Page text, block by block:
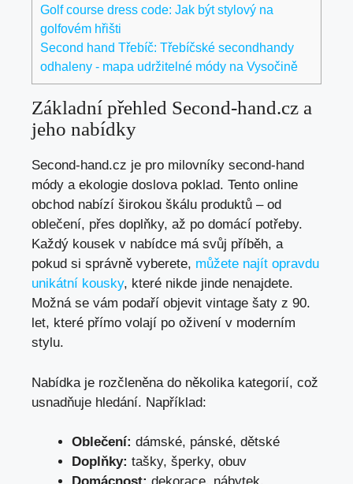
Golf course dress code: Jak být stylový na
golfovém hřišti
Second hand Třebíč: Třebíčské secondhandy
odhaleny - mapa udržitelné módy na Vysočině
Základní přehled Second-hand.cz a
jeho nabídky
Second-hand.cz je pro milovníky second-hand
módy a ekologie doslova poklad. Tento online
obchod nabízí širokou škálu produktů – od
oblečení, přes doplňky, až po domácí potřeby.
Každý kousek v nabídce má svůj příběh, a
pokud si správně vyberete, můžete najít opravdu
unikátní kousky, které nikde jinde nenajdete.
Možná se vám podaří objevit vintage šaty z 90.
let, které přímo volají po oživení v moderním
stylu.
Nabídka je rozčleněna do několika kategorií, což
usnadňuje hledání. Například:
Oblečení: dámské, pánské, dětské
Doplňky: tašky, šperky, obuv